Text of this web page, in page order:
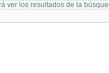
ver los resultados de la